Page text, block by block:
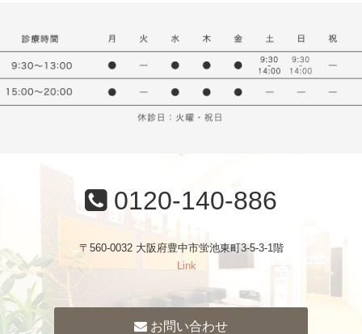
0120-140-886
〒560-0032 大阪府豊中市蛍池東町3-5-3-1階
Link
お問い合わせ